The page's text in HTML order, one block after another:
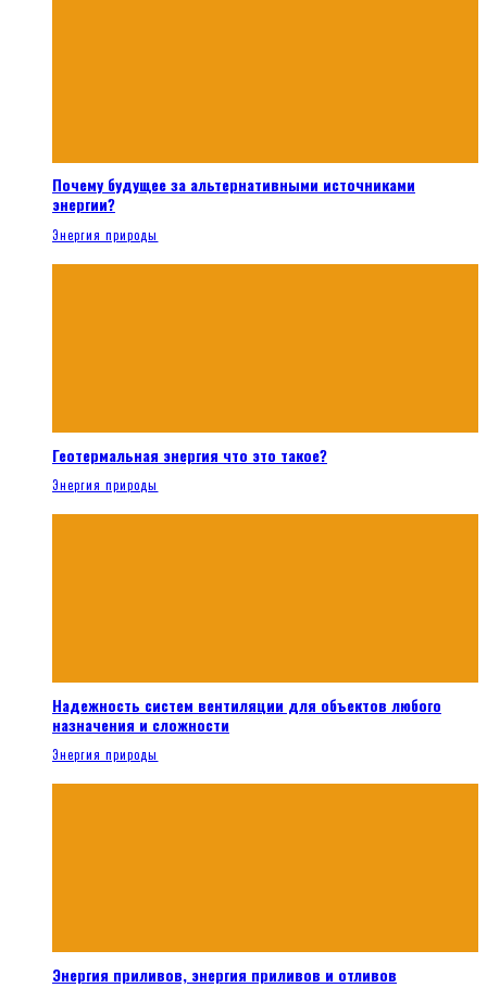
Почему будущее за альтернативными источниками
энергии?
Энергия природы
Геотермальная энергия что это такое?
Энергия природы
Надежность систем вентиляции для объектов любого
назначения и сложности
Энергия природы
Энергия приливов, энергия приливов и отливов